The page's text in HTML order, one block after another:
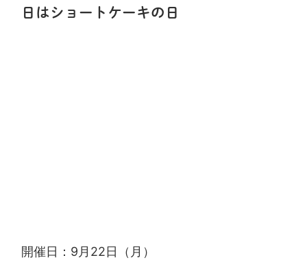
日はショートケーキの日
開催日：9月22日（月）